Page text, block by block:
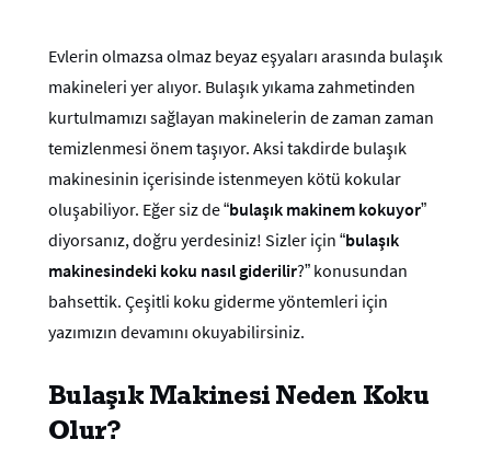
Evlerin olmazsa olmaz beyaz eşyaları arasında bulaşık
makineleri yer alıyor. Bulaşık yıkama zahmetinden
kurtulmamızı sağlayan makinelerin de zaman zaman
temizlenmesi önem taşıyor. Aksi takdirde bulaşık
makinesinin içerisinde istenmeyen kötü kokular
oluşabiliyor. Eğer siz de “bulaşık makinem kokuyor”
diyorsanız, doğru yerdesiniz! Sizler için “bulaşık
makinesindeki koku nasıl giderilir?” konusundan
bahsettik. Çeşitli koku giderme yöntemleri için
yazımızın devamını okuyabilirsiniz.
Bulaşık Makinesi Neden Koku
Olur?